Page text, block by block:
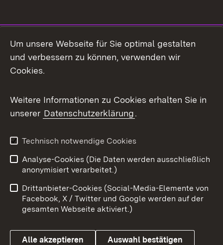
Facebook
X / Twitter
Youtube
Impressum
Kontakt
Barrierefreiheit
Datenschutz
Cookies
Um unsere Webseite für Sie optimal gestalten
und verbessern zu können, verwenden wir
Cookies.
Weitere Informationen zu Cookies erhalten Sie in
unserer Datenschutzerklärung.
Technisch notwendige Cookies
Analyse-Cookies (Die Daten werden ausschließlich
anonymisiert verarbeitet.)
Drittanbieter-Cookies (Social-Media-Elemente von
Facebook, X / Twitter und Google werden auf der
gesamten Webseite aktiviert.)
Alle akzeptieren Auswahl bestätigen